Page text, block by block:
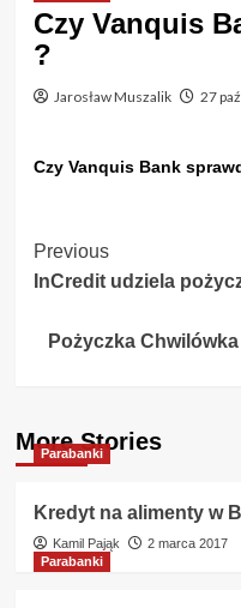
Czy Vanquis
?
Jarosław Muszalik 27
Czy Vanquis Bank
Post
Navigation
Previous
InCredit udziela
Pożyczka
More Stories
Parabanki
Kredyt na alimenty w
Kamil Pająk
2 marca 2017
Parabanki